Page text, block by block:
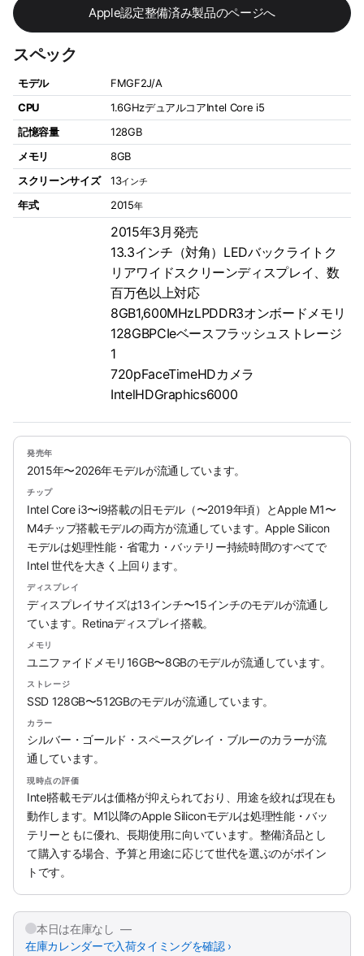
Apple認定整備済み製品のページへ
スペック
モデル
FMGF2J/A
CPU
1.6GHzデュアルコアIntel Core i5
記憶容量
128GB
メモリ
8GB
スクリーンサイズ
13インチ
年式 2015年
2015年3月発売
13.3インチ（対角）LEDバックライトク
リアワイドスクリーンディスプレイ、数
百万色以上対応
8GB1,600MHzLPDDR3オンボードメモリ
128GBPCIeベースフラッシュストレージ
1
720pFaceTimeHDカメラ
IntelHDGraphics6000
発売年
2015年〜2026年モデルが流通しています。
チップ
Intel Core i3〜i9搭載の旧モデル（〜2019年頃）とApple M1〜
M4チップ搭載モデルの両方が流通しています。Apple Silicon
モデルは処理性能・省電力・バッテリー持続時間のすべてで
Intel 世代を大きく上回ります。
ディスプレイ
ディスプレイサイズは13インチ〜15インチのモデルが流通し
ています。Retinaディスプレイ搭載。
メモリ
ユニファイドメモリ16GB〜8GBのモデルが流通しています。
ストレージ
SSD 128GB〜512GBのモデルが流通しています。
カラー
シルバー・ゴールド・スペースグレイ・ブルーのカラーが流
通しています。
現時点の評価
Intel搭載モデルは価格が抑えられており、用途を絞れば現在も
動作します。M1以降のApple Siliconモデルは処理性能・バッ
テリーともに優れ、長期使用に向いています。整備済品とし
て購入する場合、予算と用途に応じて世代を選ぶのがポイン
トです。
本日は在庫なし —
在庫カレンダーで入荷タイミングを確認 ›